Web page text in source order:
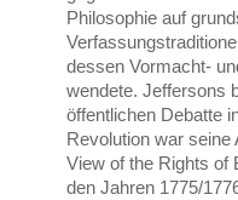
Philosophie auf
dessen Vormacht-
wendete. Jeffersons
öffentlichen Debatte
Revolution war seine
View of the Rights of
den Jahren 1775/